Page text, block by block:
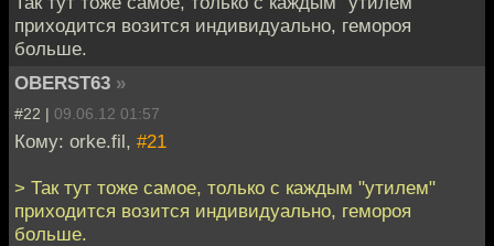
приходится возится индивидуально, гемороя
больше.
OBERST63 »
#22 | 09.06.12 01:57
Кому: orke.fil, #21
> Так тут тоже самое, только с каждым "утилем"
приходится возится индивидуально, гемороя
больше.